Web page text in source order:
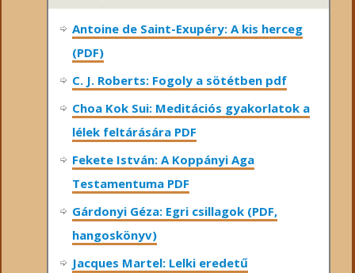
Antoine de Saint-Exupéry: A kis herceg
(PDF)
C. J. Roberts: Fogoly a sötétben pdf
Choa Kok Sui: Meditációs gyakorlatok a
lélek feltárására PDF
Fekete István: A Koppányi Aga
Testamentuma PDF
Gárdonyi Géza: Egri csillagok (PDF,
hangoskönyv)
Jacques Martel: Lelki eredetű